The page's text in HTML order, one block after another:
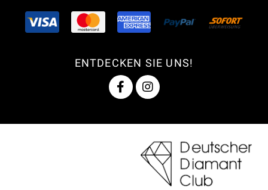
ENTDECKEN SIE UNS!